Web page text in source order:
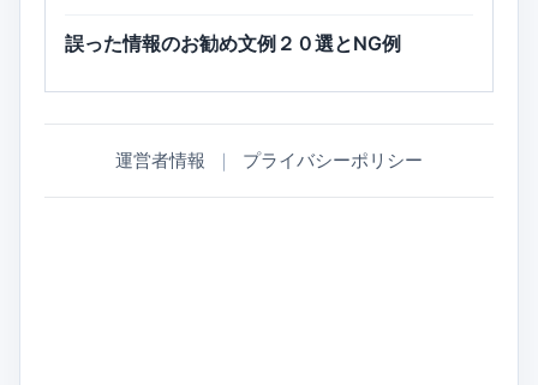
誤った情報のお勧め文例２０選とNG例
運営者情報 ｜ プライバシーポリシー